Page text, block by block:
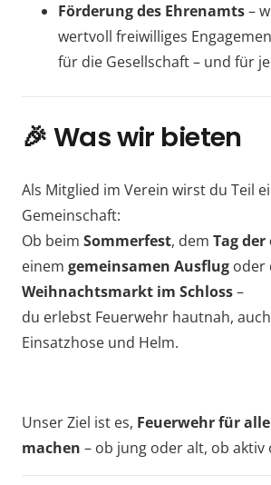
Förderung des Ehrenamts–
wertvoll freiwilliges
für die Gesellschaft – und für
🎉 Was wir bieten
Als Mitglied im Verein wirst du Teil
Gemeinschaft:
Ob beim Sommerfest, dem Tag
einem gemeinsamen Ausflug oder
Weihnachtsmarkt im Schloss–
du erlebst Feuerwehr hautnah,
Einsatzhose und Helm.
Unser Ziel ist es, Feuerwehr für
machen – ob jung oder alt, ob